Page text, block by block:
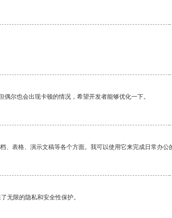
尔也会出现卡顿的情况，希望开发者能够优化一下。
、表格、演示文稿等各个方面。我可以使用它来完成日常办公
无限的隐私和安全性保护。